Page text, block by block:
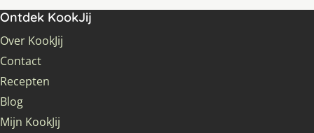
Ontdek KookJij
Over KookJij
Contact
Recepten
Blog
Mijn KookJij